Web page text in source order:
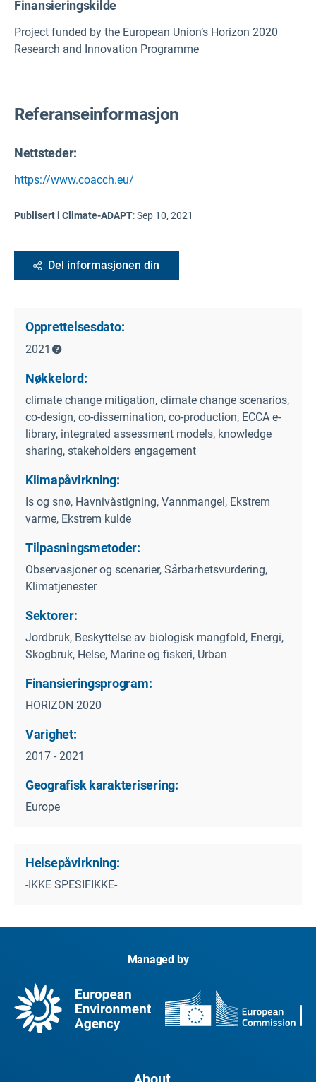
Finansieringskilde
Project funded by the European Union’s Horizon 2020
Research and Innovation Programme
Referanseinformasjon
Nettsteder:
https://www.coacch.eu/
Publisert i Climate-ADAPT:Sep 10, 2021
Del informasjonen din
Opprettelsesdato:
2021
Nøkkelord:
climate change mitigation, climate change scenarios,
co-design, co-dissemination, co-production, ECCA e-
library, integrated assessment models, knowledge
sharing, stakeholders engagement
Klimapåvirkning:
Is og snø, Havnivåstigning, Vannmangel, Ekstrem
varme, Ekstrem kulde
Tilpasningsmetoder:
Observasjoner og scenarier, Sårbarhetsvurdering,
Klimatjenester
Sektorer:
Jordbruk, Beskyttelse av biologisk mangfold, Energi,
Skogbruk, Helse, Marine og fiskeri, Urban
Finansieringsprogram:
HORIZON 2020
Varighet:
2017 - 2021
Geografisk karakterisering:
Europe
Helsepåvirkning:
-IKKE SPESIFIKKE-
Managed by